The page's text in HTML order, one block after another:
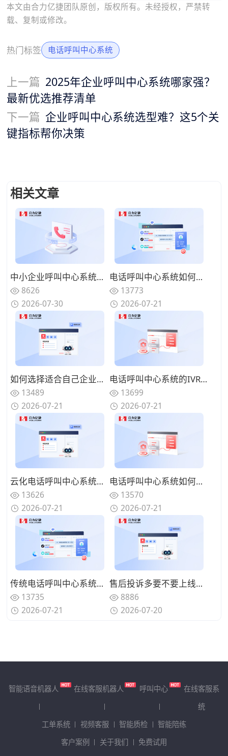
本文由合力亿捷团队原创，版权所有。未经授权，严禁转
载、复制或修改。
热门标签 电话呼叫中心系统
上一篇 2025年企业呼叫中心系统哪家强？
最新优选推荐清单
下一篇 企业呼叫中心系统选型难？这5个关
键指标帮你决策
相关文章
中小企业呼叫中心系统选型：轻量化、低运维、快速落地的方案选择
8626
2026-07-30
电话呼叫中心系统如何与在线渠道融合？全触点统一路由的协同方案
13773
2026-07-21
如何选择适合自己企业的电话呼叫中心系统？功能匹配与扩展性的权衡
13489
2026-07-21
电话呼叫中心系统的IVR设计有哪些技巧？告别迷宫式菜单的用户友好设计
13699
2026-07-21
云化电话呼叫中心系统有哪些优势？告别硬件束缚的灵活部署模式
13626
2026-07-21
电话呼叫中心系统如何实现来电智能分配？路由策略优化坐席资源调配
13570
2026-07-21
传统电话呼叫中心系统面临哪些挑战？数字化转型的迫切性与路径
13735
2026-07-21
售后投诉多要不要上线呼叫中心系统？规范来电处理标准
8886
2026-07-20
智能语音机器人 在线客服机器人 呼叫中心
在线客服系
统
工单系统
视频客服 智能质检
智能陪练
客户案例
关于我们 免费试用